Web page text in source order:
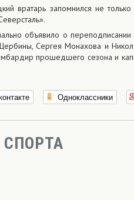
вратарь запомнился не
объявило о
Сергея Монахова и
прошедшего сезона и
Одноклассники